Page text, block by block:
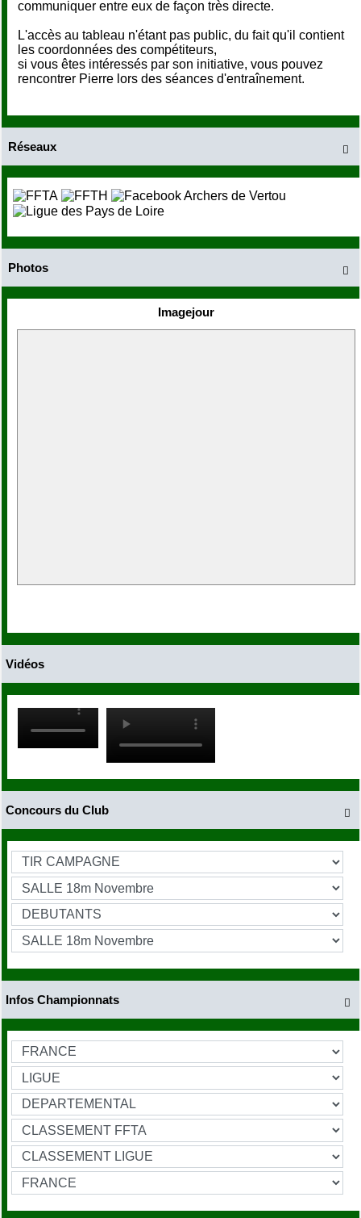
communiquer entre eux de façon très directe.
L'accès au tableau n'étant pas public, du fait qu'il contient
les coordonnées des compétiteurs,
si vous êtes intéressés par son initiative, vous pouvez
rencontrer Pierre lors des séances d'entraînement.

Réseaux

Photos
Imagejour
Vidéos

Concours du Club

Infos Championnats